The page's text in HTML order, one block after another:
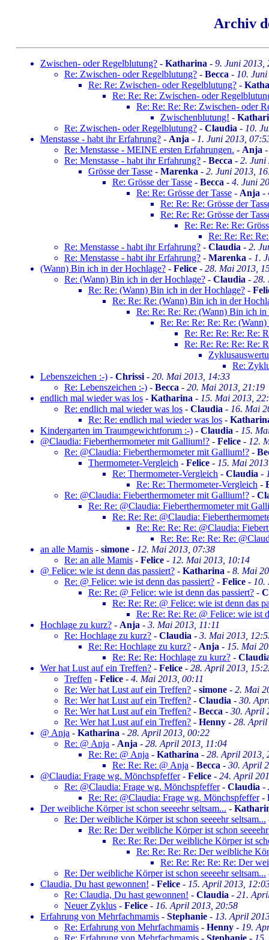
Archiv
Zwischen- oder Regelblutung? - Katharina - 9. Juni 2013,
Re: Zwischen- oder Regelblutung? - Becca - 10.
Re: Re: Zwischen- oder Regelblutung? -
Re: Re: Re: Zwischen- oder
Re: Re: Re: Re: Zwischen- oder
Zwischenblutung! -
Re: Zwischen- oder Regelblutung? - Claudia - 10.
Menstasse - habt ihr Erfahrung? - Anja - 1. Juni 2013,
Re: Menstasse - MEINE ersten Erfahrungen. - Anja
Re: Menstasse - habt ihr Erfahrung? - Becca - 2. Juni
Grösse der Tasse - Marenka - 2. Juni 2013,
Re: Grösse der Tasse - Becca - 4. Juni
Re: Re: Grösse der Tasse - Anja -
Re: Re: Re: Grösse der
Re: Re: Re: Grösse der
Re: Re: Re: Re:
Re: Re: Re:
Re: Menstasse - habt ihr Erfahrung? - Claudia - 2.
Re: Menstasse - habt ihr Erfahrung? - Marenka - 1.
(Wann) Bin ich in der Hochlage? - Felice - 28. Mai 2013,
Re: (Wann) Bin ich in der Hochlage? - Claudia - 28.
Re: Re: (Wann) Bin ich in der Hochlage? -
Re: Re: Re: (Wann) Bin ich in der
Re: Re: Re: Re: (Wann) Bin ich in
Re: Re: Re: Re: Re:
Re: Re: Re: Re: Re:
Re: Re: Re: Re: Re:
Re:
Lebenszeichen :-) - Chrissi - 20. Mai 2013, 14:33
Re: Lebenszeichen :-) - Becca - 20. Mai 2013, 21:19
endlich mal wieder was los - Katharina - 15. Mai 2013,
Re: endlich mal wieder was los - Claudia - 16. Mai
Re: Re: endlich mal wieder was los -
Kindergarten im Traumgewichtforum :-) - Claudia - 15.
@Claudia: Fieberthermometer mit Gallium!? - Felice - 12.
Re: @Claudia: Fieberthermometer mit Gallium!? -
Thermometer-Vergleich - Felice - 15. Mai
Re: Thermometer-Vergleich - Claudia -
Re: Re: Thermometer-Vergleich -
Re: @Claudia: Fieberthermometer mit Gallium!? -
Re: Re: @Claudia: Fieberthermometer mit
Re: Re: Re: @Claudia:
Re: Re: Re: Re: @Claudia:
Re: Re: Re: Re: Re:
an alle Mamis - simone - 12. Mai 2013, 07:38
Re: an alle Mamis - Felice - 12. Mai 2013, 10:14
@ Felice: wie ist denn das passiert? - Katharina - 8. Mai
Re: @ Felice: wie ist denn das passiert? - Felice - 10.
Re: Re: @ Felice: wie ist denn das passiert? -
Re: Re: Re: @ Felice: wie ist denn das
Re: Re: Re: Re: @ Felice: wie ist
Hochlage zu kurz? - Anja - 3. Mai 2013, 11:11
Re: Hochlage zu kurz? - Claudia - 3. Mai 2013,
Re: Re: Hochlage zu kurz? - Anja - 15. Mai
Re: Re: Re: Hochlage zu kurz? -
Wer hat Lust auf ein Treffen? - Felice - 28. April 2013,
Treffen - Felice - 4. Mai 2013, 00:11
Re: Wer hat Lust auf ein Treffen? - simone - 2. Mai
Re: Wer hat Lust auf ein Treffen? - Claudia - 30.
Re: Wer hat Lust auf ein Treffen? - Becca - 30. April
Re: Wer hat Lust auf ein Treffen? - Henny - 28. April
@ Anja - Katharina - 28. April 2013, 00:22
Re: @ Anja - Anja - 28. April 2013, 11:04
Re: Re: @ Anja - Katharina - 28. April 2013,
Re: Re: Re: @ Anja - Becca - 30. April
@Claudia: Frage wg. Mönchspfeffer- Felice - 24. April
Re: @Claudia: Frage wg. Mönchspfeffer- Claudia -
Re: Re: @Claudia: Frage wg. Mönchspfeffer-
Der weibliche Körper ist schon seeeehr seltsam... -
Re: Der weibliche Körper ist schon seeeehr seltsam...
Re: Re: Der weibliche Körper ist schon
Re: Re: Re: Der weibliche Körper ist
Re: Re: Re: Re: Der weibliche
Re: Re: Re: Re: Re: Der
Re: Der weibliche Körper ist schon seeeehr seltsam...
Claudia, Du hast gewonnen! - Felice - 15. April 2013,
Re: Claudia, Du hast gewonnen! - Claudia - 21.
Neuer Zyklus - Felice - 16. April 2013, 20:58
Erfahrung von Mehrfachmamis - Stephanie - 13. April
Re: Erfahrung von Mehrfachmamis - Henny - 19.
Re: Erfahrung von Mehrfachmamis - Stephanie -